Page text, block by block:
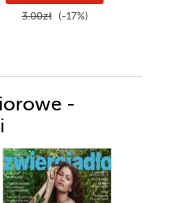
3.00zł (-17%)
-